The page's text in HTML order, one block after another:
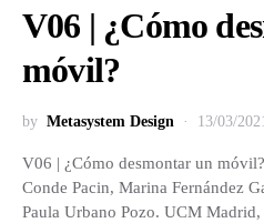
V06 | ¿Cómo
móvil?
by Metasystem Design 13/03/
V06 | ¿Cómo desmontar un
Conde Pacin, Marina Fernández
Paula Urbano Pozo. UCM